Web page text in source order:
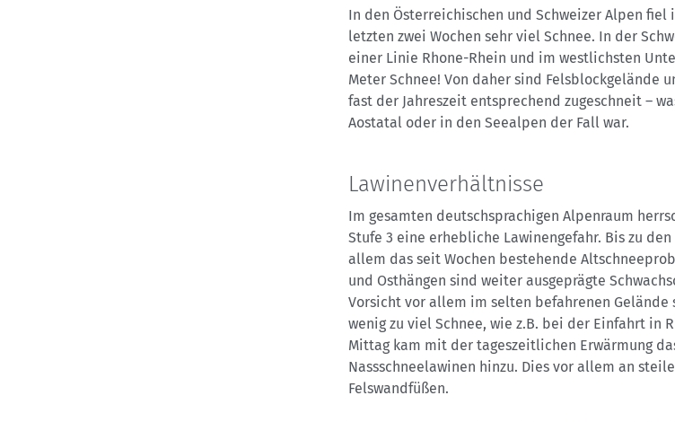
In den Österreichischen und Schweizer Alpen fiel
letzten zwei Wochen sehr viel Schnee. In der
einer Linie Rhone-Rhein und im westlichsten
Meter Schnee! Von daher sind Felsblockgelände
fast der Jahreszeit entsprechend zugeschneit –
Aostatal oder in den Seealpen der Fall war.
Lawinenverhältnisse
Im gesamten deutschsprachigen Alpenraum
Stufe 3 eine erhebliche Lawinengefahr. Bis zu
allem das seit Wochen bestehende
und Osthängen sind weiter ausgeprägte
Vorsicht vor allem im selten befahrenen Gelände
wenig zu viel Schnee, wie z.B. bei der Einfahrt in
Mittag kam mit der tageszeitlichen Erwärmung
Nassschneelawinen hinzu. Dies vor allem an
Felswandfüßen.